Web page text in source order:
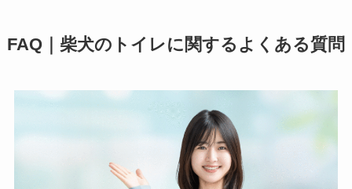
FAQ｜柴犬のトイレに関するよくある質問